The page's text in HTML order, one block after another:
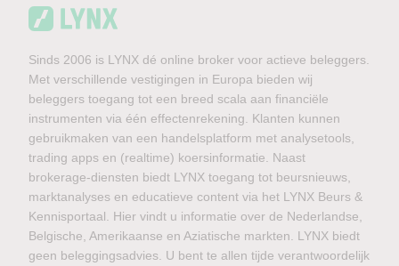
Sinds 2006 is LYNX dé online broker voor actieve beleggers.
Met verschillende vestigingen in Europa bieden wij
beleggers toegang tot een breed scala aan financiële
instrumenten via één effectenrekening. Klanten kunnen
gebruikmaken van een handelsplatform met analysetools,
trading apps en (realtime) koersinformatie. Naast
brokerage-diensten biedt LYNX toegang tot beursnieuws,
marktanalyses en educatieve content via het LYNX Beurs &
Kennisportaal. Hier vindt u informatie over de Nederlandse,
Belgische, Amerikaanse en Aziatische markten. LYNX biedt
geen beleggingsadvies. U bent te allen tijde verantwoordelijk